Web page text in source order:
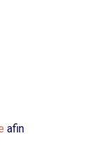
afin